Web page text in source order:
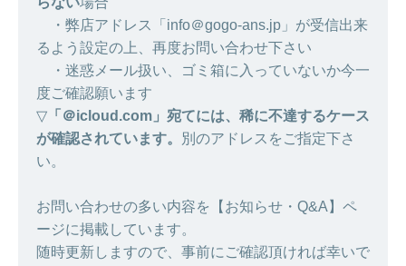
・弊店アドレス「info＠gogo-ans.jp」が受信出来
るよう設定の上、再度お問い合わせ下さい
・迷惑メール扱い、ゴミ箱に入っていないか今一
度ご確認願います
▽ 「＠icloud.com」宛てには、稀に不達するケース
が確認されています。
別のアドレスをご指定下さ
い。
お問い合わせの多い内容を【お知らせ・Q&A】ペ
ージに掲載しています。
随時更新しますので、事前にご確認頂ければ幸いで